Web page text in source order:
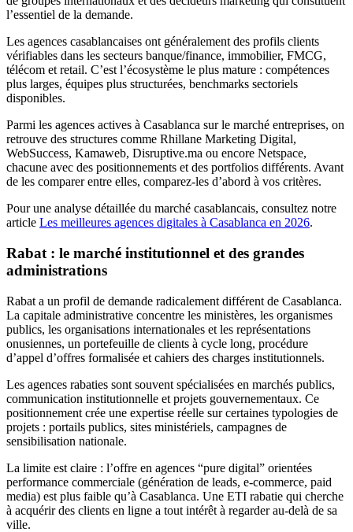
l’essentiel de la demande.
Les agences casablancaises ont généralement des profils clients
vérifiables dans les secteurs banque/finance, immobilier, FMCG,
télécom et retail. C’est l’écosystème le plus mature : compétences
plus larges, équipes plus structurées, benchmarks sectoriels
disponibles.
Parmi les agences actives à Casablanca sur le marché entreprises, on
retrouve des structures comme Rhillane Marketing Digital,
WebSuccess, Kamaweb, Disruptive.ma ou encore Netspace,
chacune avec des positionnements et des portfolios différents. Avant
de les comparer entre elles, comparez-les d’abord à vos critères.
Pour une analyse détaillée du marché casablancais, consultez notre
article Les meilleures agences digitales à Casablanca en 2026.
Rabat : le marché institutionnel et des grandes
administrations
Rabat a un profil de demande radicalement différent de Casablanca.
La capitale administrative concentre les ministères, les organismes
publics, les organisations internationales et les représentations
onusiennes, un portefeuille de clients à cycle long, procédure
d’appel d’offres formalisée et cahiers des charges institutionnels.
Les agences rabaties sont souvent spécialisées en marchés publics,
communication institutionnelle et projets gouvernementaux. Ce
positionnement crée une expertise réelle sur certaines typologies de
projets : portails publics, sites ministériels, campagnes de
sensibilisation nationale.
La limite est claire : l’offre en agences “pure digital” orientées
performance commerciale (génération de leads, e-commerce, paid
media) est plus faible qu’à Casablanca. Une ETI rabatie qui cherche
à acquérir des clients en ligne a tout intérêt à regarder au-delà de sa
ville.